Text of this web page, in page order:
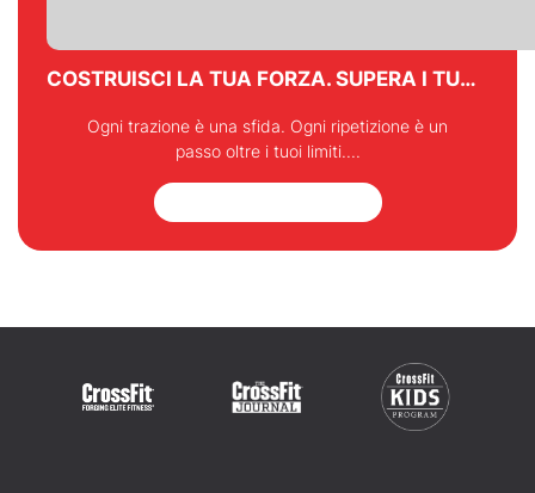
COSTRUISCI LA TUA FORZA. SUPERA I TUOI LIMITI.
Ogni trazione è una sfida. Ogni ripetizione è un
passo oltre i tuoi limiti....